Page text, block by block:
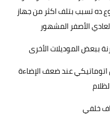
ده تسبب بتلف اكثر من جهاز
الأصفر المشهور
ببعض الموديلات الأخرى
عند ضعف الإضاءة
خلفي